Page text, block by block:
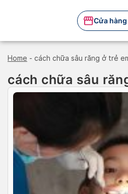
Cửa hàng
Home - cách chữa sâu răng ở trẻ
cách chữa sâu